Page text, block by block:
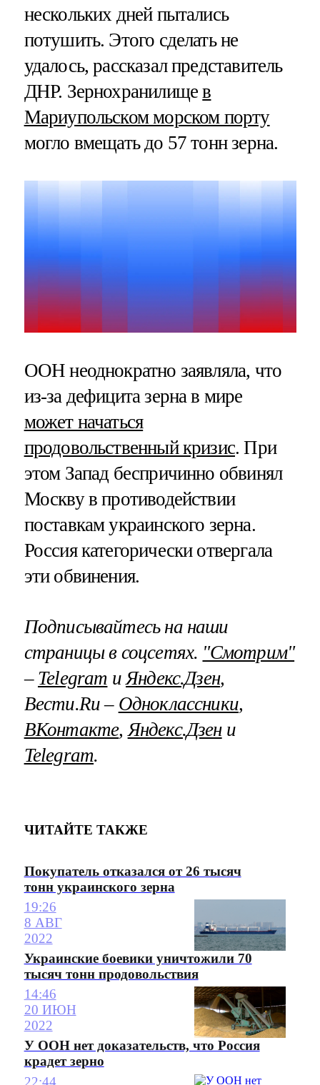
нескольких дней пытались
потушить. Этого сделать не
удалось, рассказал представитель
ДНР. Зернохранилищев
Мариупольском морском порту
могло вмещать до 57 тонн зерна.
ООН неоднократно заявляла, что
из-за дефицита зерна в мире
может начаться
продовольственный кризис. При
этом Запад беспричинно обвинял
Москву в противодействии
поставкам украинского зерна.
Россия категорически отвергала
эти обвинения.
Подписывайтесь на наши
страницы в соцсетях. "Смотрим"
– Telegram иЯндекс.Дзен,
Вести.Ru – Одноклассники,
ВКонтакте,Яндекс.Дзени
Telegram.
ЧИТАЙТЕ ТАКЖЕ
Покупатель отказался от 26 тысяч
тонн украинского зерна
19:26
8 АВГ
2022
Украинские боевики уничтожили 70
тысяч тонн продовольствия
14:46
20 ИЮН
2022
У ООН нет доказательств, что Россия
крадет зерно
22:44